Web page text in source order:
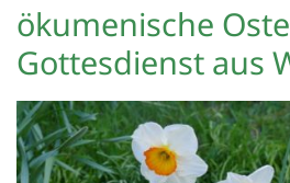
ökumenische
Gottesdienst aus